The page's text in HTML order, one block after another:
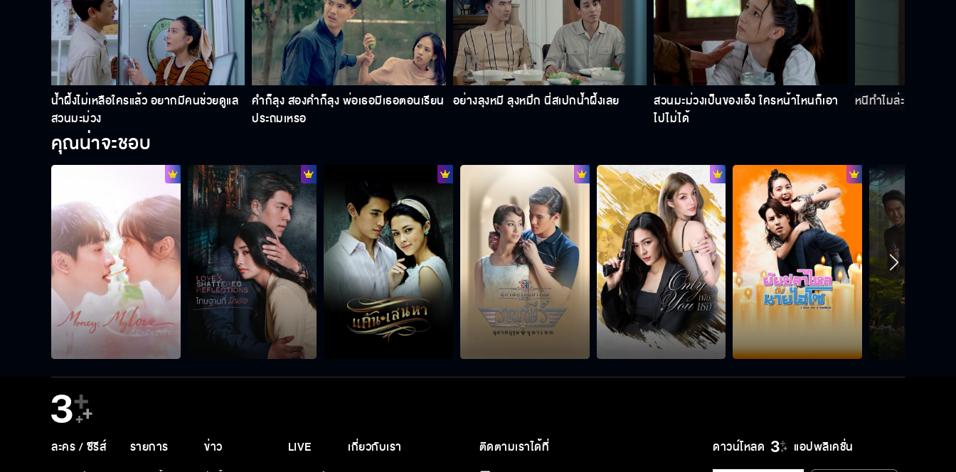
ฉันมีเรื่องอยากจะคุยกับเธอเป็นการ
ส่วนตัว
ฉันไม่อยากให้กังวลว่าฉันจะจากไปวัน
ไหน
ทั้งสองคนจดทะเบียนสมรสกันอย่างถูก
ต้อง
เลือดพ่อมันแรง มันไม่หยุดแค่นี้แน่ ๆ
เว้นระยะห่างสักนิด พอให้คิดถึง
น้ำผึ้งไม่เหลือใครแล้ว อยากมีคนช่วยดูแล
สวนมะม่วง
คำก็ลุง สองคำก็ลุง พ่อเธอมีเธอตอนเรียน
ประถมเหรอ
อย่างลุงหมี ลุงหมึก นี่สเปกน้ำผึ้งเลย
สวนมะม่วงเป็นของเอ็ง ใครหน้าไหนก็เอา
ไปไม่ได้
หนีทำไมล่ะ เธอไปใส่
คุณน่าจะชอบ
ดาวน์โหลด แอปพลิเคชั่น
ละคร / ซีรีส์ รายการ ข่าว LIVE เกี่ยวกับเรา ติดตามเราได้ที่